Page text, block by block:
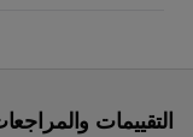
التقييمات